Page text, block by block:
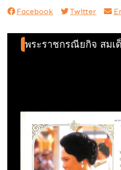
Facebook Twitter
พระราชกรณียกิจ สมเ